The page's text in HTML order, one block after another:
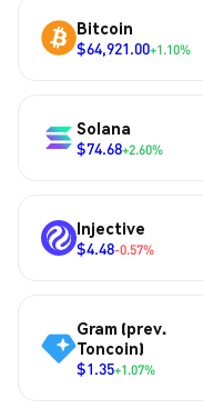
Bitcoin
$64,921.00+1.10%
Solana
$74.68+2.60%
Injective
$4.48-0.57%
Gram (prev.
Toncoin)
$1.35+1.07%